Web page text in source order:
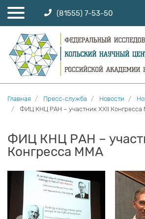
(81555) 7-53-50
Главная Пресс-служба Новости
ФИЦ КНЦ РАН – участник XXII
ФИЦ КНЦ РАН –
Конгресса ММА